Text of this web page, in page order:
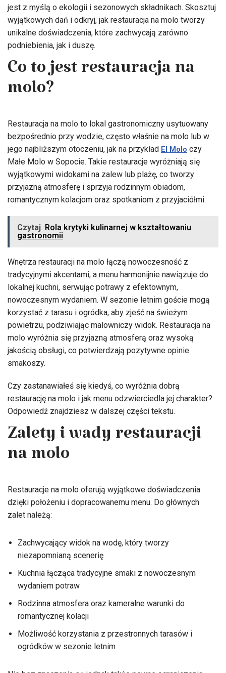
jest z myślą o ekologii i sezonowych składnikach. Skosztuj
wyjątkowych dań i odkryj, jak restauracja na molo tworzy
unikalne doświadczenia, które zachwycają zarówno
podniebienia, jak i duszę.
Co to jest restauracja na
molo?
Restauracja na molo to lokal gastronomiczny usytuowany
bezpośrednio przy wodzie, często właśnie na molo lub w
jego najbliższym otoczeniu, jak na przykład El Molo czy
Małe Molo w Sopocie. Takie restauracje wyróżniają się
wyjątkowymi widokami na zalew lub plażę, co tworzy
przyjazną atmosferę i sprzyja rodzinnym obiadom,
romantycznym kolacjom oraz spotkaniom z przyjaciółmi.
Czytaj Rola krytyki kulinarnej w kształtowaniu
gastronomii
Wnętrza restauracji na molo łączą nowoczesność z
tradycyjnymi akcentami, a menu harmonijnie nawiązuje do
lokalnej kuchni, serwując potrawy z efektownym,
nowoczesnym wydaniem. W sezonie letnim goście mogą
korzystać z tarasu i ogródka, aby zjeść na świeżym
powietrzu, podziwiając malowniczy widok. Restauracja na
molo wyróżnia się przyjazną atmosferą oraz wysoką
jakością obsługi, co potwierdzają pozytywne opinie
smakoszy.
Czy zastanawiałeś się kiedyś, co wyróżnia dobrą
restaurację na molo i jak menu odzwierciedla jej charakter?
Odpowiedź znajdziesz w dalszej części tekstu.
Zalety i wady restauracji
na molo
Restauracje na molo oferują wyjątkowe doświadczenia
dzięki położeniu i dopracowanemu menu. Do głównych
zalet należą:
Zachwycający widok na wodę, który tworzy
niezapomnianą scenerię
Kuchnia łącząca tradycyjne smaki z nowoczesnym
wydaniem potraw
Rodzinna atmosfera oraz kameralne warunki do
romantycznej kolacji
Możliwość korzystania z przestronnych tarasów i
ogródków w sezonie letnim